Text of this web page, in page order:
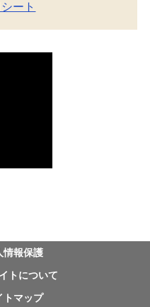
ート
情報保護
トについて
トマップ